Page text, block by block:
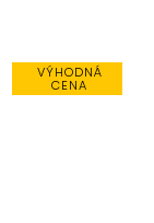
VÝHODNÁ
CENA